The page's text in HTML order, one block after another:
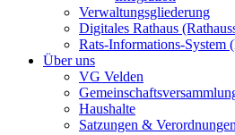
Verwaltungsgliederung
Digitales Rathaus
Rats-Informations-System
Über uns
VG Velden
Haushalte
Satzungen & Verordnungen